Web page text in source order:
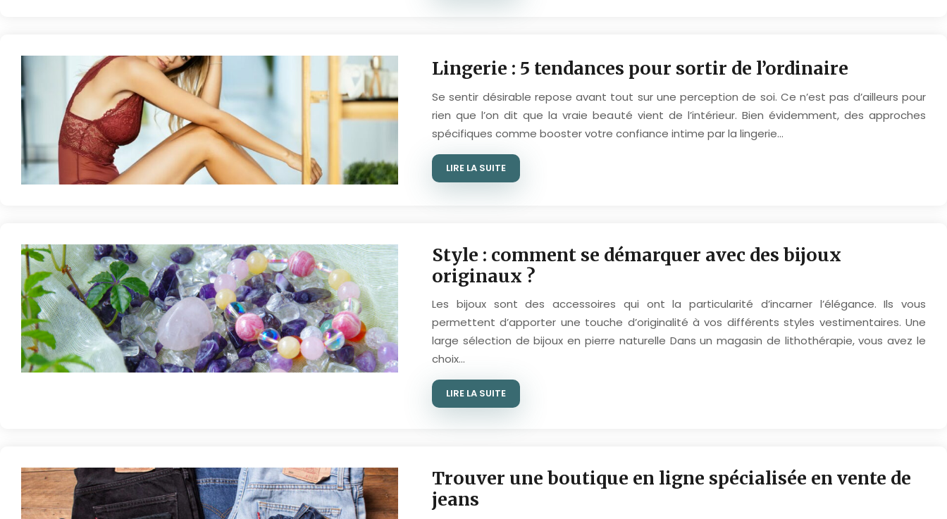
Lingerie : 5 tendances pour sortir de l’ordinaire
Se sentir désirable repose avant tout sur une perception de soi. Ce n’est pas d’ailleurs pour
rien que l’on dit que la vraie beauté vient de l’intérieur. Bien évidemment, des approches
spécifiques comme booster votre confiance intime par la lingerie…
LIRE LA SUITE
Style : comment se démarquer avec des bijoux
originaux ?
Les bijoux sont des accessoires qui ont la particularité d’incarner l’élégance. Ils vous
permettent d’apporter une touche d’originalité à vos différents styles vestimentaires. Une
large sélection de bijoux en pierre naturelle Dans un magasin de lithothérapie, vous avez le
choix…
LIRE LA SUITE
Trouver une boutique en ligne spécialisée en vente de
jeans